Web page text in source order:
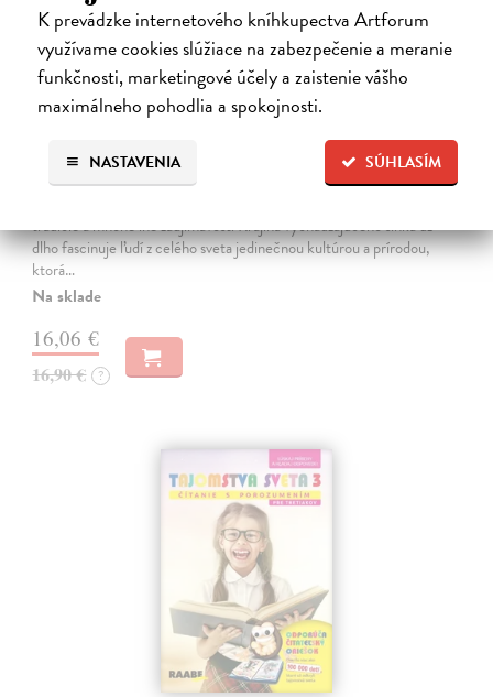
K prevádzke internetového kníhkupectva Artforum
využívame cookies slúžiace na zabezpečenie a meranie
funkčnosti, marketingové účely a zaistenie vášho
maximálneho pohodlia a spokojnosti.
SÚHLASÍM
NASTAVENIA
Japonsko. Krajina vychádzajúceho slnka
Pauluth Josephine, Bohnke Christin
tradície a mnohé iné zaujímavosti Krajina vychádzajúceho slnka už
dlho fascinuje ľudí z celého sveta jedinečnou kultúrou a prírodou,
ktorá…
Na sklade
16,06 €
16,90 € ?